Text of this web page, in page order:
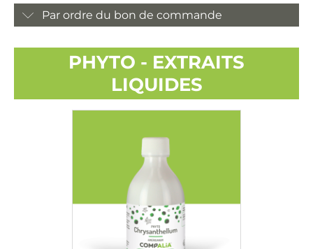
Par ordre du bon de commande
PHYTO - EXTRAITS
LIQUIDES